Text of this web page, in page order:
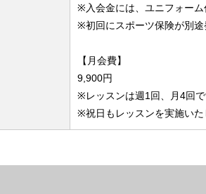
※入会金には、ユニフォーム
​※初回にスポーツ保険が別途
【月会費】
9,900円
※レッスンは週1回、月4回
※祝日もレッスンを実施いた